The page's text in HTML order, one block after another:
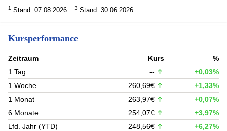
1 Stand: 07.08.2026 3 Stand: 30.06.2026
Kursperformance
Zeitraum Kurs
%
1 Tag
--
+0,03%
1 Woche
260,69€
+1,33%
1 Monat
263,97€
+0,07%
6 Monate
254,07€
+3,97%
Lfd. Jahr (YTD)
248,56€
+6,27%